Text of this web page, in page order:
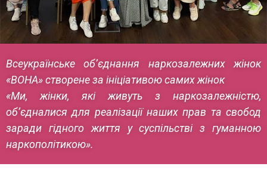
Всеукраїнське об’єднання наркозалежних жінок
«ВОНА» створене за ініціативою самих жінок
«Ми, жінки, які живуть з наркозалежністю,
об’єдналися для реалізації наших прав та свобод
заради гідного життя у суспільстві з гуманною
наркополітикою».